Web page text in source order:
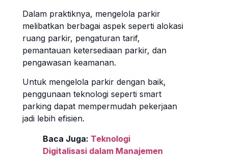
Dalam praktiknya, mengelola parkir
melibatkan berbagai aspek seperti alokasi
ruang parkir, pengaturan tarif,
pemantauan ketersediaan parkir, dan
pengawasan keamanan.
Untuk mengelola parkir dengan baik,
penggunaan teknologi seperti smart
parking dapat mempermudah pekerjaan
jadi lebih efisien.
Baca Juga: Teknologi
Digitalisasi dalam Manajemen